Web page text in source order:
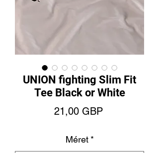
UNION fighting Slim Fit
Tee Black or White
21,00 GBPÁr
Méret *